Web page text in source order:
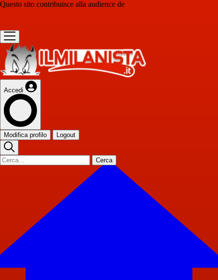
Questo sito contribuisce alla audience de
Accedi
Modifica profilo Logout
Cerca